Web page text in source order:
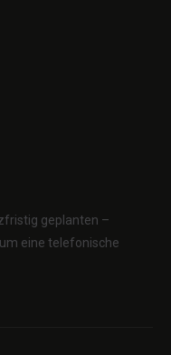
geplanten –
eine telefonische